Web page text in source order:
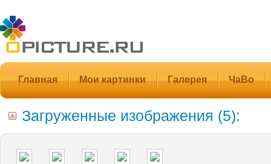
Главная Мои картинки Галерея ЧаВо
Загруженные изображения (5):